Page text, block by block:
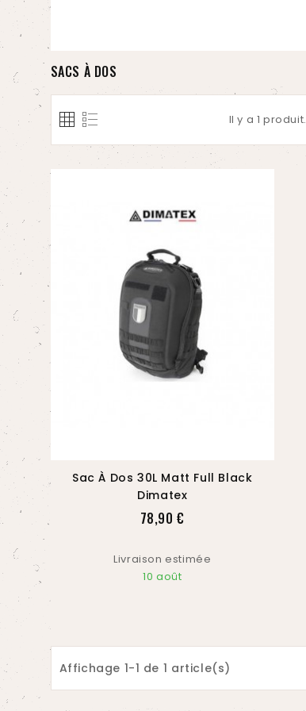
SACS À DOS
Il y a 1 produit.
Sac À Dos 30L Matt Full Black
Dimatex
78,90 €Prix
Livraison estimée
10 août
Affichage 1-1 de 1 article(s)